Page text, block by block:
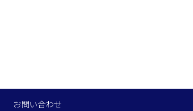
お問い合わせ